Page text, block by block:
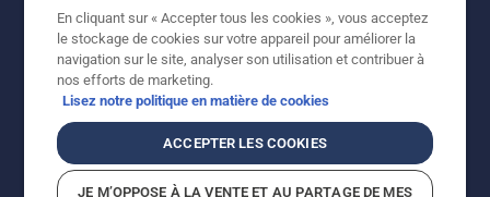
© Husqvarna AB (publ). Tous droits réservés. Les prix
indiqués sont des prix de vente conseillés. Photos non
contractuelles. Tous les prix indiqués sont des prix de
disponible pour un achat direct.
Mentions légalesPolitique relative aux cookies
Conditions d'utilisation Avis de confidentialité
En cliquant sur « Accepter tous les cookies », vous acceptez
le stockage de cookies sur votre appareil pour améliorer la
navigation sur le site, analyser son utilisation et contribuer à
nos efforts de marketing.
Lisez notre politique en matière de cookies
ACCEPTER LES COOKIES
JE M’OPPOSE À LA VENTE ET AU PARTAGE DE MES